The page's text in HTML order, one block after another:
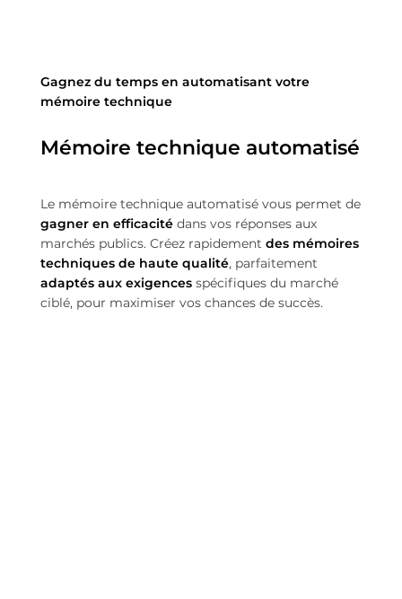
Gagnez du temps en automatisant votre
mémoire technique
Mémoire technique automatisé
Le mémoire technique automatisé vous permet de
gagner en efficacitédans vos réponses aux
marchés publics. Créez rapidement des mémoires
techniques de haute qualité, parfaitement
adaptés aux exigencesspécifiques du marché
ciblé, pour maximiser vos chances de succès.